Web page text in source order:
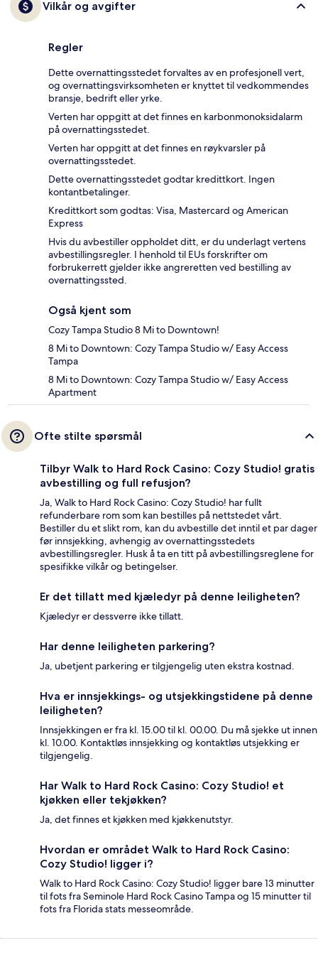
Vilkår og avgifter
Regler
Dette overnattingsstedet forvaltes av en profesjonell vert,
og overnattingsvirksomheten er knyttet til vedkommendes
bransje, bedrift eller yrke.
Verten har oppgitt at det finnes en karbonmonoksidalarm
på overnattingsstedet.
Verten har oppgitt at det finnes en røykvarsler på
overnattingsstedet.
Dette overnattingsstedet godtar kredittkort. Ingen
kontantbetalinger.
Kredittkort som godtas: Visa, Mastercard og American
Express
Hvis du avbestiller oppholdet ditt, er du underlagt vertens
avbestillingsregler. I henhold til EUs forskrifter om
forbrukerrett gjelder ikke angreretten ved bestilling av
overnattingssted.
Også kjent som
Cozy Tampa Studio 8 Mi to Downtown!
8 Mi to Downtown: Cozy Tampa Studio w/ Easy Access
Tampa
8 Mi to Downtown: Cozy Tampa Studio w/ Easy Access
Apartment
Ofte stilte spørsmål
Tilbyr Walk to Hard Rock Casino: Cozy Studio! gratis
avbestilling og full refusjon?
Ja, Walk to Hard Rock Casino: Cozy Studio! har fullt
refunderbare rom som kan bestilles på nettstedet vårt.
Bestiller du et slikt rom, kan du avbestille det inntil et par dager
før innsjekking, avhengig av overnattingsstedets
avbestillingsregler. Husk å ta en titt på avbestillingsreglene for
spesifikke vilkår og betingelser.
Er det tillatt med kjæledyr på denne leiligheten?
Kjæledyr er dessverre ikke tillatt.
Har denne leiligheten parkering?
Ja, ubetjent parkering er tilgjengelig uten ekstra kostnad.
Hva er innsjekkings- og utsjekkingstidene på denne
leiligheten?
Innsjekkingen er fra kl. 15.00 til kl. 00.00. Du må sjekke ut innen
kl. 10.00. Kontaktløs innsjekking og kontaktløs utsjekking er
tilgjengelig.
Har Walk to Hard Rock Casino: Cozy Studio! et
kjøkken eller tekjøkken?
Ja, det finnes et kjøkken med kjøkkenutstyr.
Hvordan er området Walk to Hard Rock Casino:
Cozy Studio! ligger i?
Walk to Hard Rock Casino: Cozy Studio! ligger bare 13 minutter
til fots fra Seminole Hard Rock Casino Tampa og 15 minutter til
fots fra Florida stats messeområde.